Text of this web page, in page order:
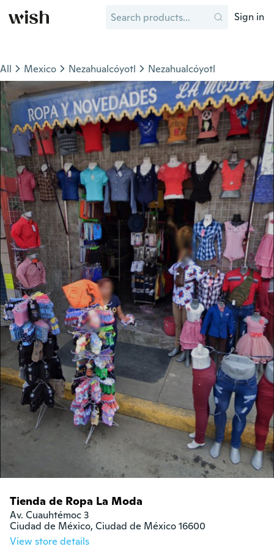
Sign in
All Mexico Nezahualcóyotl Nezahualcóyotl
Tienda de Ropa La Moda
Av. Cuauhtémoc 3
Ciudad de México, Ciudad de México 16600
View store details